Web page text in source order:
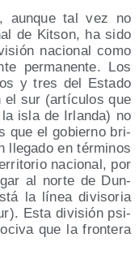
aun­que tal vez no
de Kitson, ha sido
nacio­nal como
per­ma­nen­te. Los
y tres del Esta­do
el sur (artícu­los que
isla de Irlan­da) no
que el gobierno bri­
lle­ga­do en tér­mi­nos
nacio­nal, por
al nor­te de Dun­
la línea divi­so­ria
Esta divi­sión psi­
que la fron­te­ra